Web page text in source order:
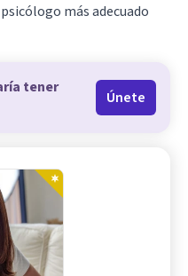
más adecuado
tener
Únete